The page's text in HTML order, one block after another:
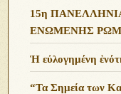
15η
ΕΝΩΜΕΝΗΣ
Ἡ εὐλογημένη
“Τα Σημεία των